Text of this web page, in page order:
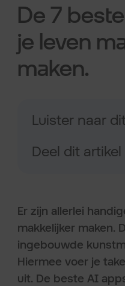
De 7
je leven
maken.
Luister naar
Deel dit artikel
Er zijn allerlei
makkelijker maken.
ingebouwde
Hiermee voer je
uit. De beste AI